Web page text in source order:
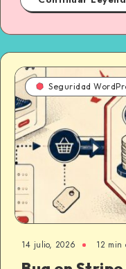
Seguridad
14 julio, 2026 12 min